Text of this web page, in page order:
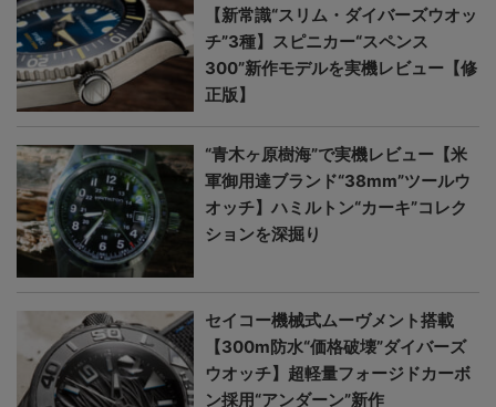
【新常識“スリム・ダイバーズウオッ
チ”3種】スピニカー“スペンス
300”新作モデルを実機レビュー【修
正版】
“青木ヶ原樹海”で実機レビュー【米
軍御用達ブランド“38mm”ツールウ
オッチ】ハミルトン“カーキ”コレク
ションを深掘り
セイコー機械式ムーヴメント搭載
【300m防水“価格破壊”ダイバーズ
ウオッチ】超軽量フォージドカーボ
ン採用“アンダーン”新作